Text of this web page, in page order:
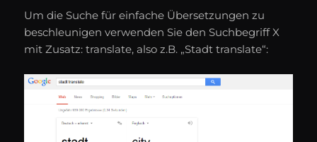
Um die Suche für einfache Übersetzungen zu
beschleunigen verwenden Sie den Suchbegriff X
mit Zusatz: translate, also z.B. „Stadt translate“: